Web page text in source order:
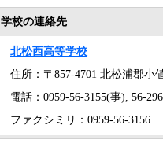
学校の連絡先
北松西高等学校
住所：〒857-4701 北松浦郡小
電話：0959-56-3155(事), 56-
ファクシミリ：0959-56-3156